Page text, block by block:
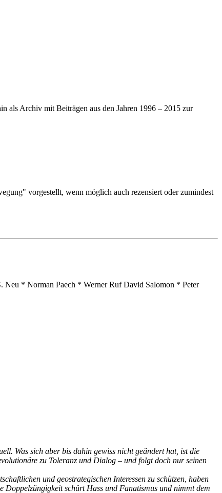
als Archiv mit Beiträgen aus den Jahren 1996 – 2015 zur
vorgestellt, wenn möglich auch rezensiert oder zumindest
* Norman Paech * Werner Ruf David Salomon * Peter
Was sich aber bis dahin gewiss nicht geändert hat, ist die
zu Toleranz und Dialog – und folgt doch nur seinen
und geostrategischen Interessen zu schützen, haben
schürt Hass und Fanatismus und nimmt dem